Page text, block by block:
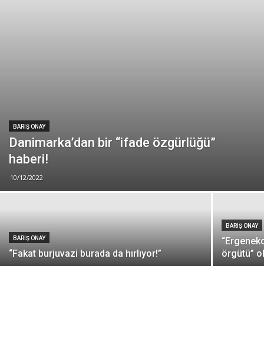
BARIŞ ONAY
Danimarka’dan bir “ifade özgürlüğü”
haberi!
10/12/2022
BARIŞ ONAY
“Fakat burjuvazi burada da hırlıyor!”
BARIŞ ONAY
örgütü”